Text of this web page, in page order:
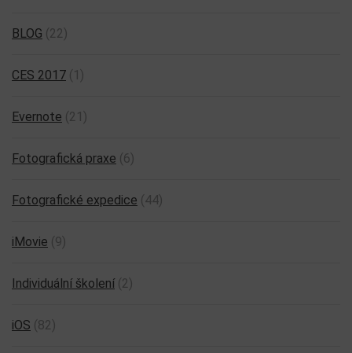
BLOG (22)
CES 2017 (1)
Evernote (21)
Fotografická praxe (6)
Fotografické expedice (44)
iMovie (9)
Individuální školení (2)
iOS (82)